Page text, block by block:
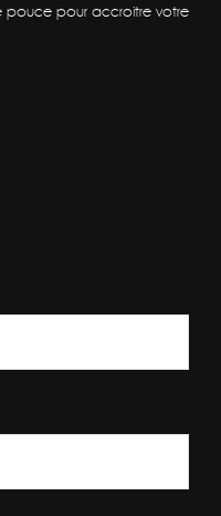
pouce pour accroitre votre